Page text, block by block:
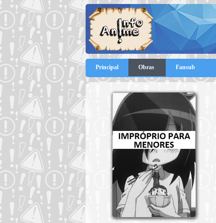
Principal Obras Fansub